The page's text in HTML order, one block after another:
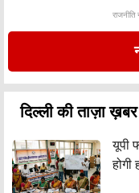
राजनीति
दिल्ली की ताज़ा ख़बर
यूपी